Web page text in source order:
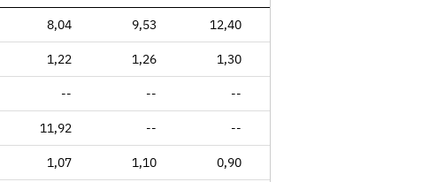
8,04 9,53 12,40
1,22 1,26 1,30
-- -- --
11,92 -- --
1,07 1,10 0,90